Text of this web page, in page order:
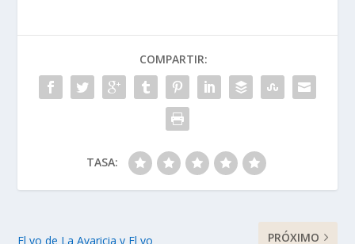
COMPARTIR:
TASA:
El yo de La Avaricia y El yo
PRÓXIMO